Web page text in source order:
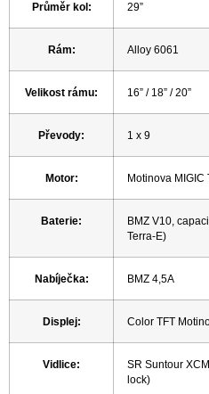
Průměr kol : 29”
Rám: Alloy 6061
Velikost rámu: 16” / 18” / 20”
Převody: 1 x 9
Motor: Motinova MIGIC
Baterie:
BMZ V10,
Terra-E)
Nabíječka: BMZ 4,5A
Displej: Color TFT
Vidlice:
SR Suntour
lock)